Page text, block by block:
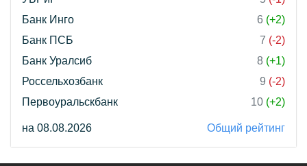
Банк Инго
6 (+2)
Банк ПСБ
7 (-2)
Банк Уралсиб
8 (+1)
Россельхозбанк
9 (-2)
Первоуральскбанк
10 (+2)
на 08.08.2026 Общий рейтинг